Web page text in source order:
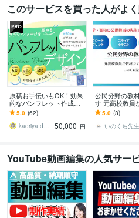
このサービスを買った人がよ
原稿お手伝いもOK！効果
的なパンフレット作成し
ます プロのデザイナー
が、お客様の企業活動、
カタチに致します！
5.0 (62)
kaoriya design｜デザイナー
50,000 円
公民分野の教
す 元高校教員
応じて教材づ
伝い
5.0 (3)
いのくち先生
YouTube動画編集の人気サー